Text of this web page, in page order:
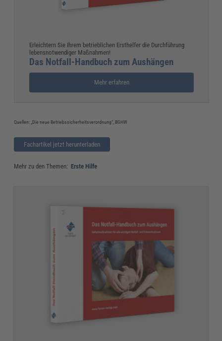
Erleichtern Sie Ihrem betrieblichen Ersthelfer die Durchführung
lebensnotwendiger Maßnahmen!
Das Notfall-Handbuch zum Aushängen
Mehr erfahren
Quellen: „Die neue Betriebssicherheitsverordnung“, BGHW
Fachartikel jetzt herunterladen
Mehr zu den Themen: Erste Hilfe